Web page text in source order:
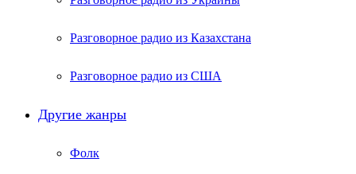
Разговорное радио из Казахстана
Разговорное радио из США
Другие жанры
Фолк